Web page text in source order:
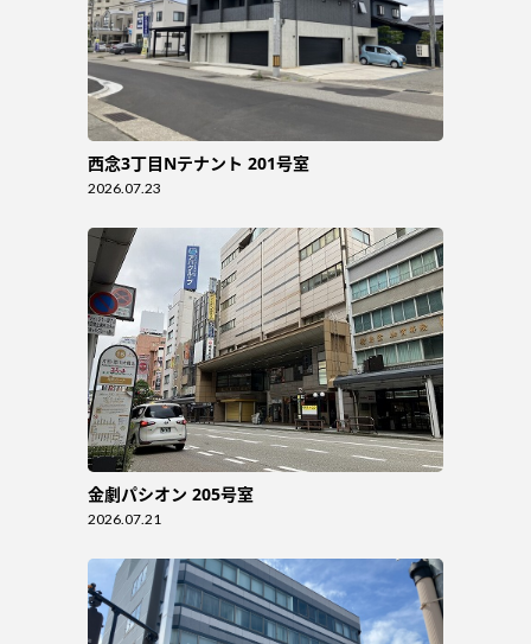
西念3丁目Nテナント 201号室
2026.07.23
金劇パシオン 205号室
2026.07.21